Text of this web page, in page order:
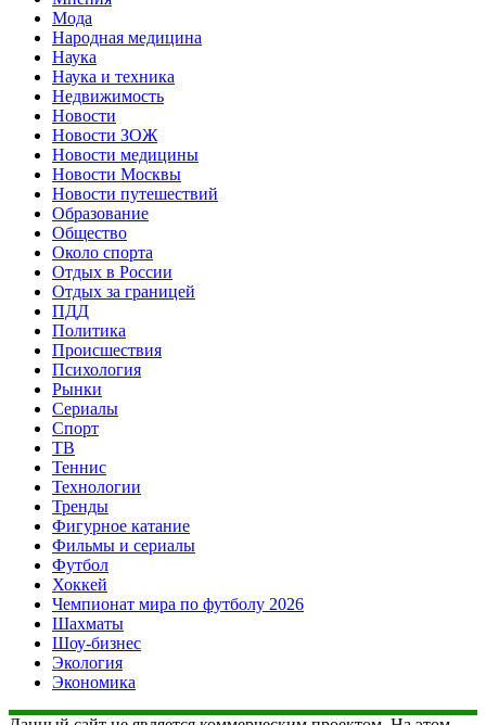
Мода
Народная медицина
Наука
Наука и техника
Недвижимость
Новости
Новости ЗОЖ
Новости медицины
Новости Москвы
Новости путешествий
Образование
Общество
Около спорта
Отдых в России
Отдых за границей
ПДД
Политика
Происшествия
Психология
Рынки
Сериалы
Спорт
ТВ
Теннис
Технологии
Тренды
Фигурное катание
Фильмы и сериалы
Футбол
Хоккей
Чемпионат мира по футболу 2026
Шахматы
Шоу-бизнес
Экология
Экономика